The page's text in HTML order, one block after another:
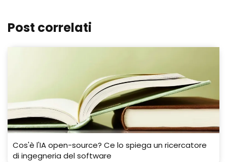
Post correlati
Cos'è l'IA open-source? Ce lo spiega un ricercatore
di ingegneria del software